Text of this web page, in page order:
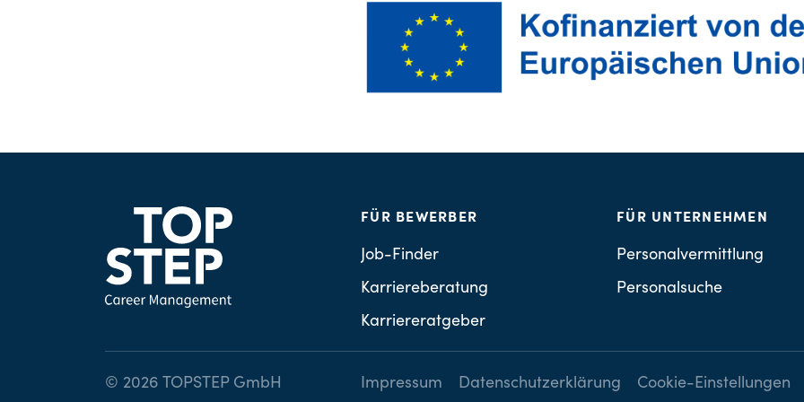
FÜR BEWERBER
Job-Finder
Karriereberatung
Karriereratgeber
FÜR UNTERNEHMEN
Personalvermittlung
Personalsuche
© 2026 TOPSTEP GmbH Impressum Datenschutzerklärung Cookie-Einstellungen